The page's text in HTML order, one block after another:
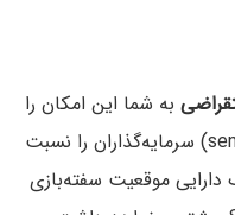
به شما این امکان را
می‌دهد که تغییر احساسات (sentiment) سرمایه‌گذاران را نسبت
موقعیت سفته‌بازی